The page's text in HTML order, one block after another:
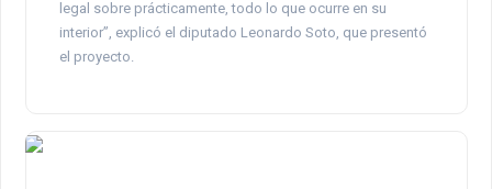
legal sobre prácticamente, todo lo que ocurre en su
interior”, explicó el diputado Leonardo Soto, que presentó
el proyecto.